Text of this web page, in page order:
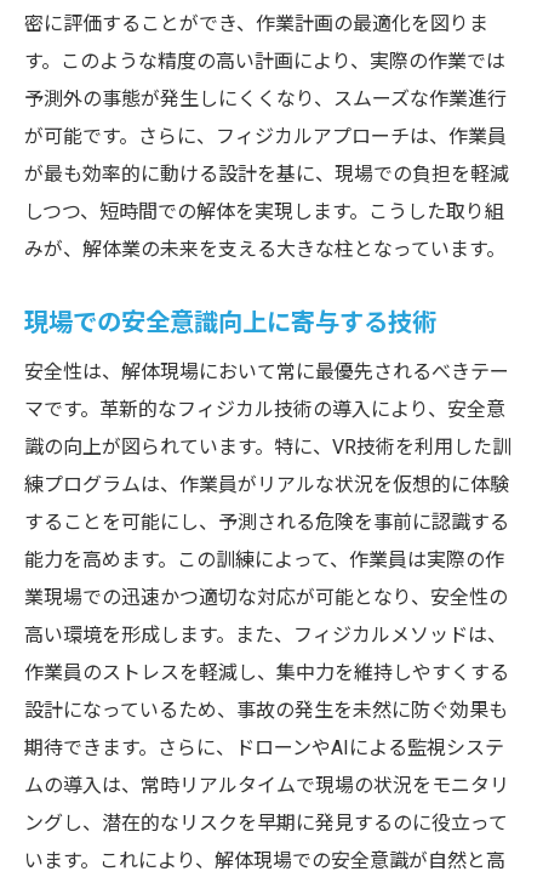
密に評価することができ、作業計画の最適化を図りま
す。このような精度の高い計画により、実際の作業では
予測外の事態が発生しにくくなり、スムーズな作業進行
が可能です。さらに、フィジカルアプローチは、作業員
が最も効率的に動ける設計を基に、現場での負担を軽減
しつつ、短時間での解体を実現します。こうした取り組
みが、解体業の未来を支える大きな柱となっています。
現場での安全意識向上に寄与する技術
安全性は、解体現場において常に最優先されるべきテー
マです。革新的なフィジカル技術の導入により、安全意
識の向上が図られています。特に、VR技術を利用した訓
練プログラムは、作業員がリアルな状況を仮想的に体験
することを可能にし、予測される危険を事前に認識する
能力を高めます。この訓練によって、作業員は実際の作
業現場での迅速かつ適切な対応が可能となり、安全性の
高い環境を形成します。また、フィジカルメソッドは、
作業員のストレスを軽減し、集中力を維持しやすくする
設計になっているため、事故の発生を未然に防ぐ効果も
期待できます。さらに、ドローンやAIによる監視システ
ムの導入は、常時リアルタイムで現場の状況をモニタリ
ングし、潜在的なリスクを早期に発見するのに役立って
います。これにより、解体現場での安全意識が自然と高